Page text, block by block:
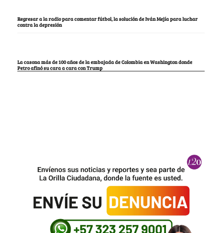
Regresar a la radio para comentar fútbol, la solución de Iván Mejía para luchar
contra la depresión
La casona más de 100 años de la embajada de Colombia en Washington donde
Petro afinó su cara a cara con Trump